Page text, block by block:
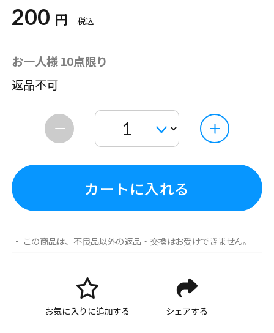
200 円 税込
お一人様 10点限り
返品不可
カートに入れる
この商品は、不良品以外の返品・交換はお受けできません。
お気に入りに追加する シェアする